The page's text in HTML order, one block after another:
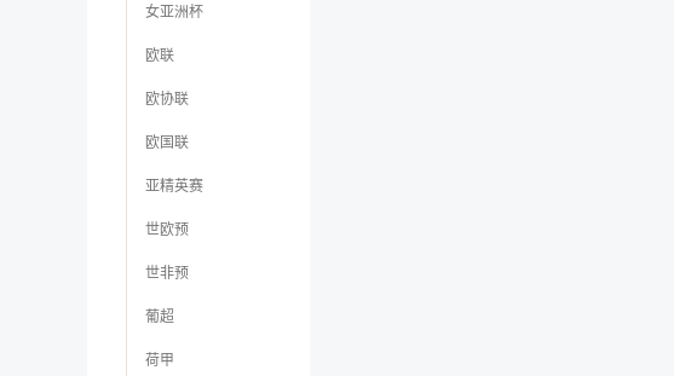
女亚洲杯
欧联
欧协联
欧国联
亚精英赛
世欧预
世非预
葡超
荷甲